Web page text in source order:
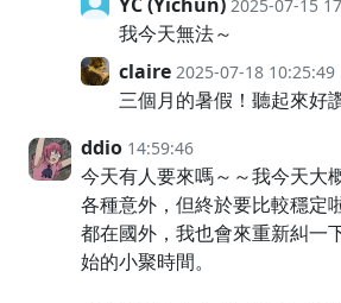
2025-07-15
我今天無法～
claire 2025-07-18 10:25:49
三個月的暑假！聽起來好
ddio 14:59:46
今天有人要來嗎～～我今天大
各種意外，但終於要比較穩定
都在國外，我也會來重新糾一
始的小聚時間。